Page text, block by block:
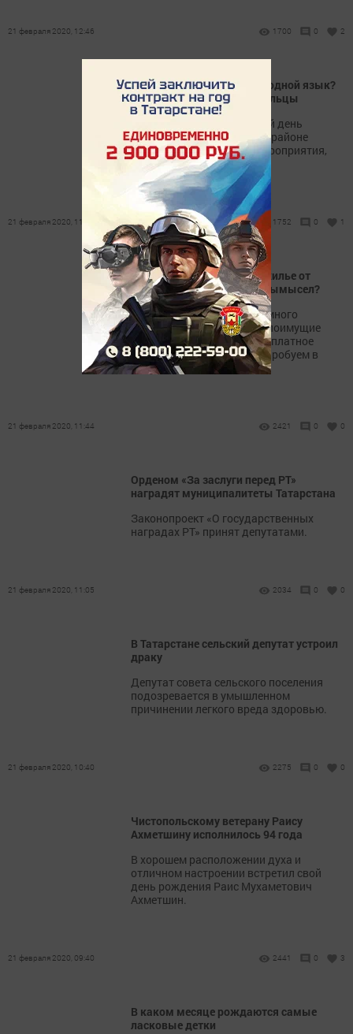
21 февраля 2020, 12:46 1700 0 2
Что помогает сохранить родной язык?
Об этом говорили чистопольцы
Сегодня – международный день
родного языка. В городе и районе
проводятся различные мероприятия,
приуроченные к этой дате.
21 февраля 2020, 11:51 1752 0 1
Малоимущим положено жилье от
государства: правда или вымысел?
В интернете можно найти много
информации о том, что малоимущие
могут претендовать на бесплатное
жилье от государства. Попробуем в
этом разобраться.
21 февраля 2020, 11:44 2421 0 0
Орденом «За заслуги перед РТ»
наградят муниципалитеты Татарстана
Законопроект «О государственных
наградах РТ» принят депутатами.
21 февраля 2020, 11:05 2034 0 0
В Татарстане сельский депутат устроил
драку
Депутат совета сельского поселения
подозревается в умышленном
причинении легкого вреда здоровью.
21 февраля 2020, 10:40 2275 0 0
Чистопольскому ветерану Раису
Ахметшину исполнилось 94 года
В хорошем расположении духа и
отличном настроении встретил свой
день рождения Раис Мухаметович
Ахметшин.
21 февраля 2020, 09:40 2441 0 3
В каком месяце рождаются самые
ласковые детки